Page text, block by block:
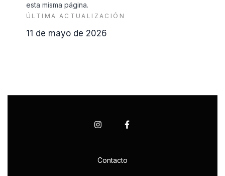
esta misma página.
ÚLTIMA ACTUALIZACIÓN
11 de mayo de 2026
Contacto